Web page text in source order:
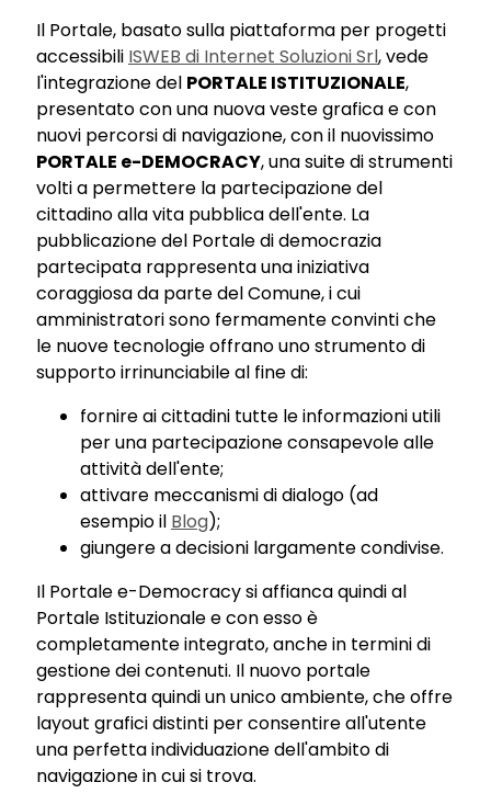
Il Portale, basato sulla piattaforma per progetti
accessibili ISWEB di Internet Soluzioni Srl, vede
l'integrazione del PORTALE ISTITUZIONALE,
presentato con una nuova veste grafica e con
nuovi percorsi di navigazione, con il nuovissimo
PORTALE e-DEMOCRACY, una suite di strumenti
volti a permettere la partecipazione del
cittadino alla vita pubblica dell'ente. La
pubblicazione del Portale di democrazia
partecipata rappresenta una iniziativa
coraggiosa da parte del Comune, i cui
amministratori sono fermamente convinti che
le nuove tecnologie offrano uno strumento di
supporto irrinunciabile al fine di:
fornire ai cittadini tutte le informazioni utili
per una partecipazione consapevole alle
attività dell'ente;
attivare meccanismi di dialogo (ad
esempio il Blog);
giungere a decisioni largamente condivise.
Il Portale e-Democracy si affianca quindi al
Portale Istituzionale e con esso è
completamente integrato, anche in termini di
gestione dei contenuti. Il nuovo portale
rappresenta quindi un unico ambiente, che offre
layout grafici distinti per consentire all'utente
una perfetta individuazione dell'ambito di
navigazione in cui si trova.